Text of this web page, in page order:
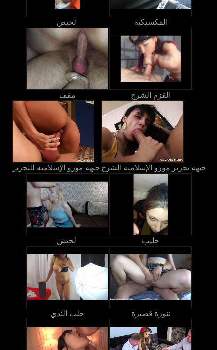
الحيض المكسيكية
مفف القزم الشرج
جبهة مورو الإسلامية للتحرير جبهة تحرير مورو الإسلامية الشرج
الجيش حليب
حلب الثدي تنورة قصيرة